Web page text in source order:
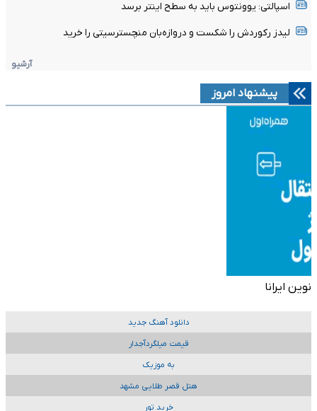
اسپالتی: یوونتوس باید به سطح اینتر برسد
لیدز رکوردش را شکست و دروازه‌بان منچسترسیتی را خرید
آرشیو
پیشنهاد امروز
نوین ایرانا
دانلود آهنگ جدید
قیمت میلگردآجدار
به موزیک
هتل قصر طلایی مشهد
خرید تور